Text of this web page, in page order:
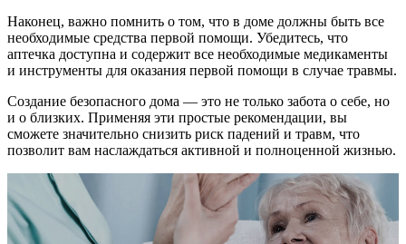
Наконец, важно помнить о том, что в доме должны быть все
необходимые средства первой помощи. Убедитесь, что
аптечка доступна и содержит все необходимые медикаменты
и инструменты для оказания первой помощи в случае травмы.
Создание безопасного дома — это не только забота о себе, но
и о близких. Применяя эти простые рекомендации, вы
сможете значительно снизить риск падений и травм, что
позволит вам наслаждаться активной и полноценной жизнью.